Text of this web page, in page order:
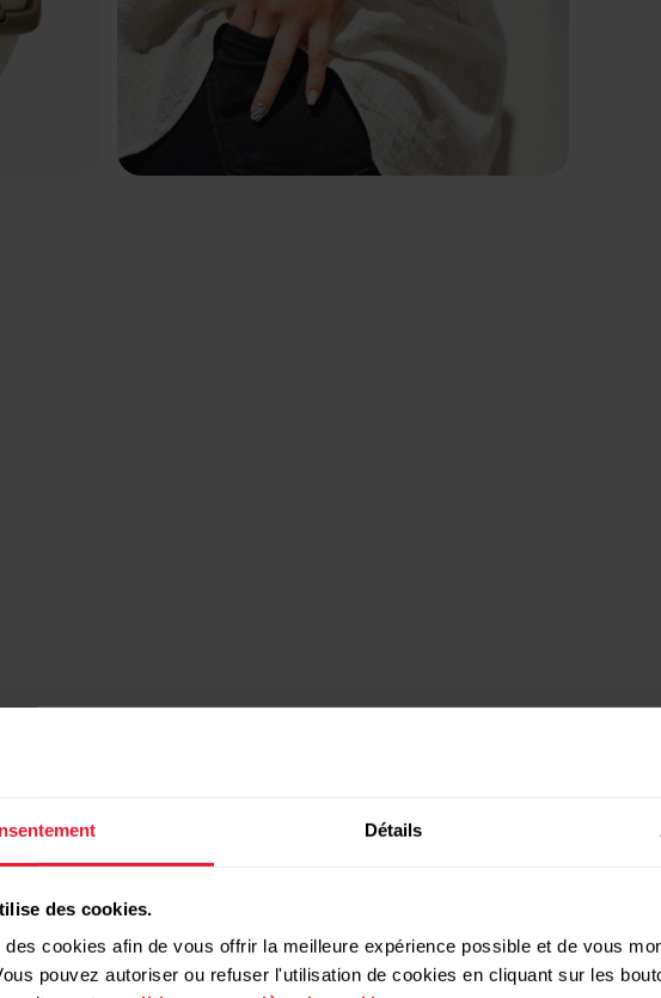
Détails
des cookies.
des cookies afin de vous offrir la meilleure expérience possible et de vous
pouvez autoriser ou refuser l'utilisation de cookies en cliquant sur les